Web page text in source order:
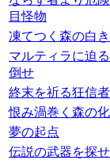
目怪物
凍てつく森の白
マルティラに迫
倒せ
終末を祈る狂信
恨み渦巻く森の
夢の起点
伝説の武器を探せ